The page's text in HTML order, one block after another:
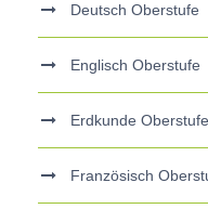
Deutsch Oberstufe
Englisch Oberstufe
Erdkunde Oberstufe
Französisch